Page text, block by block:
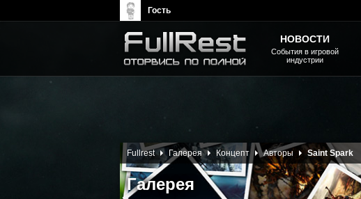
Галерея
Fullrest Галерея Концепт Авторы Saint Spark
НОВОСТИ
События в игровой
индустрии
Гость